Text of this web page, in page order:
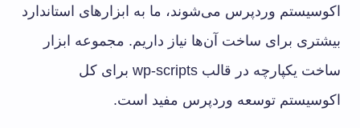
اکوسیستم وردپرس می‌شوند، ما به ابزارهای استاندارد
بیشتری برای ساخت آن‌ها نیاز داریم. مجموعه ابزار
ساخت یکپارچه در قالب wp-scripts برای کل
اکوسیستم توسعه وردپرس مفید است.